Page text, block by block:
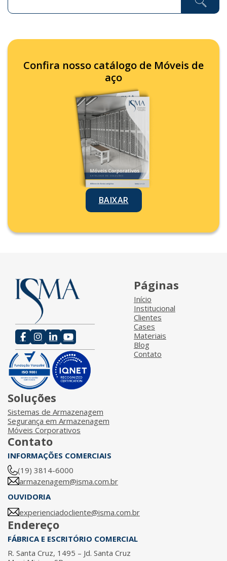
Pesquisar ...
Confira nosso catálogo de Móveis de
aço
BAIXAR
Páginas
Início
Institucional
Clientes
Cases
Materiais
Blog
Contato
Soluções
Sistemas de Armazenagem
Segurança em Armazenagem
Móveis Corporativos
Contato
INFORMAÇÕES COMERCIAIS
(19) 3814-6000
armazenagem@isma.com.br
OUVIDORIA
experienciadocliente@isma.com.br
Endereço
FÁBRICA E ESCRITÓRIO COMERCIAL
R. Santa Cruz, 1495 – Jd. Santa Cruz